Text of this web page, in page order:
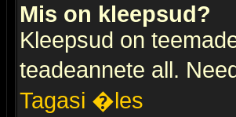
Mis on kleepsud?
Kleepsud on
teadeannete all.
Tagasi �les